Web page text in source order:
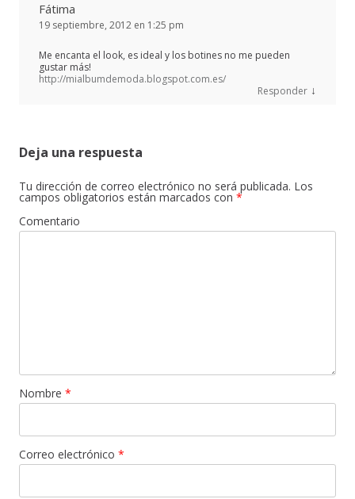
Fátima
19 septiembre, 2012 en 1:25 pm
Me encanta el look, es ideal y los botines no me pueden
gustar más!
http://mialbumdemoda.blogspot.com.es/
Responder ↓
Deja una respuesta
Tu dirección de correo electrónico no será publicada. Los
campos obligatorios están marcados con *
Comentario
Nombre *
Correo electrónico *